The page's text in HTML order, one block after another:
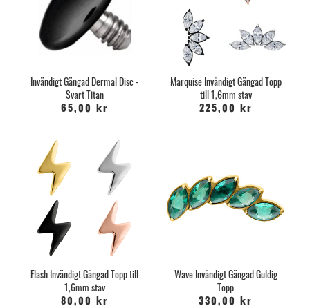
– tvätta alltid händerna innan du rengör din anchor.
– låt ingen annan vidröra din anchor under läkning och tänk på att
hålla husdjur borta från sängen under läkningen.
– smink är fienden. Undvik så länge du har din anchor. Alltid.
Rengöring:
Tvätta dina händer först!
Tvätta din anchor 1-2 gånger om dagen första 3-4 veckorna.
eventuella sårskorpor.
Använd sedan en mild antiseptisk tvål/lösning förslagsvis
Barbarella Bodysoap och rengör runt smycket, låt det sitta kvar
max 30 sekunder och spola sedan rent ordentligt.
Vi kan INTE garantera att diskarna passar på Labretsmycken,
Barbells etc, de är till för Dermal Anchors!
Invändigt Gängad Dermal Disc -
Svart Titan
65,00 kr
Marquise Invändigt Gängad Topp
till 1,6mm stav
225,00 kr
Flash Invändigt Gängad Topp till
1,6mm stav
80,00 kr
Wave Invändigt Gängad Guldig
Topp
330,00 kr